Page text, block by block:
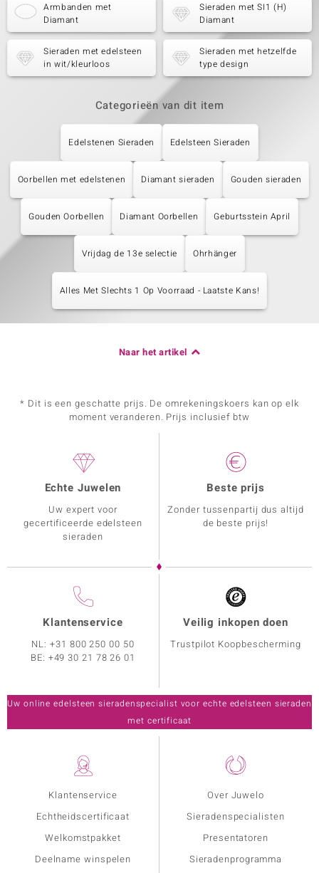
Armbanden met
Diamant
Sieraden met SI1 (H)
Diamant
Sieraden met edelsteen
in wit/kleurloos
Sieraden met hetzelfde
type design
Categorieën van dit item
Edelstenen Sieraden Edelsteen Sieraden
Oorbellen met edelstenen Diamant sieraden Gouden sieraden
Gouden Oorbellen Diamant Oorbellen Geburtsstein April
Vrijdag de 13e selectie Ohrhänger
Alles Met Slechts 1 Op Voorraad - Laatste Kans!
Naar het artikel
* Dit is een geschatte prijs. De omrekeningskoers kan op elk
moment veranderen. Prijs inclusief btw
Klantenservice
Echtheidscertificaat
Welkomstpakket
Deelname winspelen
Over Juwelo
Sieradenspecialisten
Presentatoren
Sieradenprogramma
Echte Juwelen
Uw expert voor
gecertificeerde edelsteen
sieraden
Beste prijs
Zonder tussenpartij dus altijd
de beste prijs!
Klantenservice
NL:+31 800 250 00 50
BE: +49 30 21 78 26 01
Veilig inkopen doen
Trustpilot Koopbescherming
Uw online edelsteen sieradenspecialist voor echte edelsteen sieraden
met certificaat